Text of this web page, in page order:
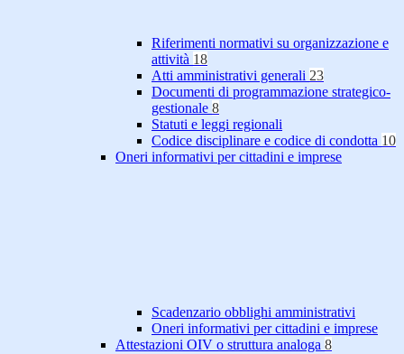
Riferimenti normativi su organizzazione e
attività 18
Atti amministrativi generali 23
Documenti di programmazione strategico-
gestionale 8
Statuti e leggi regionali
Codice disciplinare e codice di condotta 10
Oneri informativi per cittadini e imprese
Scadenzario obblighi amministrativi
Oneri informativi per cittadini e imprese
Attestazioni OIV o struttura analoga 8